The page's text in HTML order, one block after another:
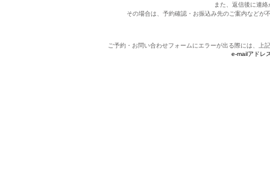
また、返信後に連
その場合は、予約確認・お振込み先のご案内などが
ご予約・お問い合わせフォームにエラーが出る際には、
e-mailアドレ